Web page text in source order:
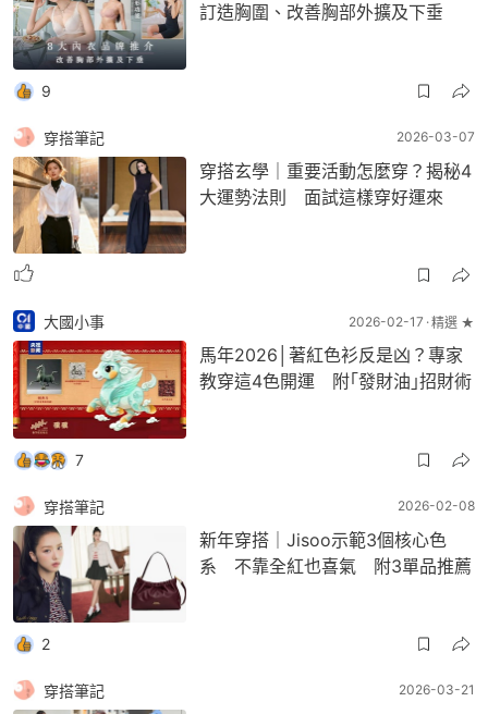
訂造胸圍、改善胸部外擴及下垂
9
穿搭筆記 2026-03-07
穿搭玄學｜重要活動怎麼穿？揭秘4
大運勢法則 面試這樣穿好運來
大國小事 2026-02-17 精選 ★
馬年2026│著紅色衫反是凶？專家
教穿這4色開運 附｢發財油｣招財術
7
穿搭筆記 2026-02-08
新年穿搭｜Jisoo示範3個核心色
系 不靠全紅也喜氣 附3單品推薦
2
穿搭筆記 2026-03-21